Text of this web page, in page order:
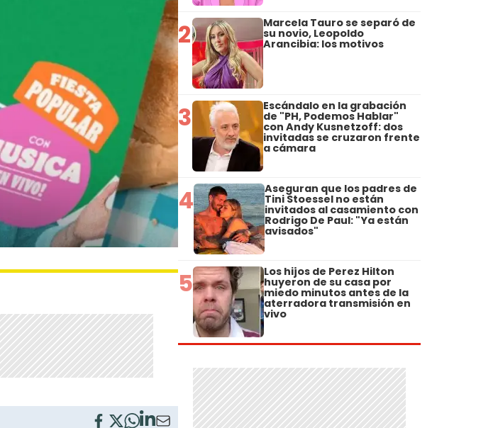
2 Marcela Tauro se separó de
su novio, Leopoldo
Arancibia: los motivos
3 Escándalo en la grabación
de "PH, Podemos Hablar"
con Andy Kusnetzoff: dos
invitadas se cruzaron frente
a cámara
4 Aseguran que los padres de
Tini Stoessel no están
invitados al casamiento con
Rodrigo De Paul: "Ya están
avisados"
5 Los hijos de Perez Hilton
huyeron de su casa por
miedo minutos antes de la
aterradora transmisión en
vivo